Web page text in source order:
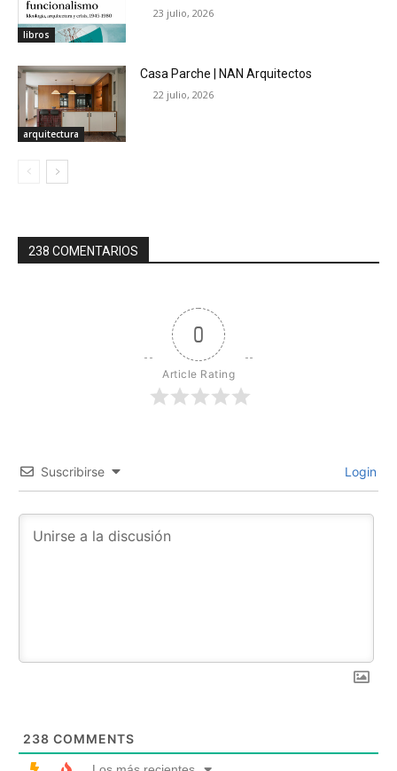
libros
23 julio, 2026
arquitectura
Casa Parche | NAN Arquitectos
22 julio, 2026
238 COMENTARIOS
0
Article Rating
Suscribirse Login
238 COMMENTS